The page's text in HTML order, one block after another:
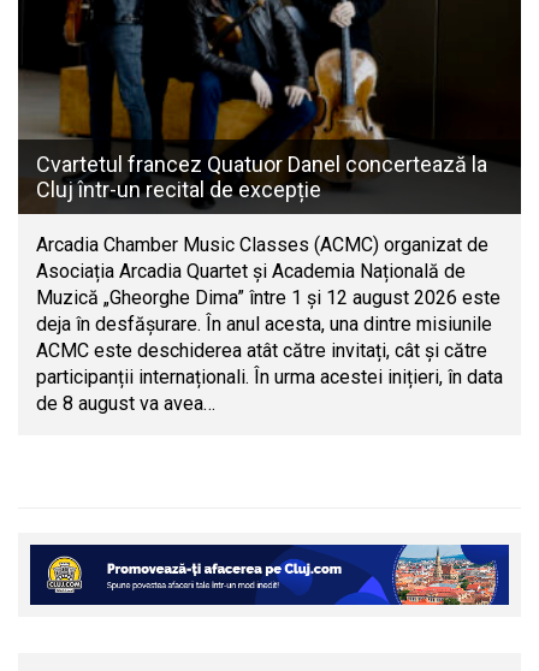
Cvartetul francez Quatuor Danel concertează la
Cluj într-un recital de excepție
Arcadia Chamber Music Classes (ACMC) organizat de
Asociația Arcadia Quartet și Academia Națională de
Muzică „Gheorghe Dima” între 1 și 12 august 2026 este
deja în desfășurare. În anul acesta, una dintre misiunile
ACMC este deschiderea atât către invitați, cât și către
participanții internaționali. În urma acestei inițieri, în data
de 8 august va avea…